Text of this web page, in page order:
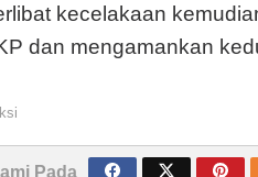
kecelakaan
dan mengamankan
Pada